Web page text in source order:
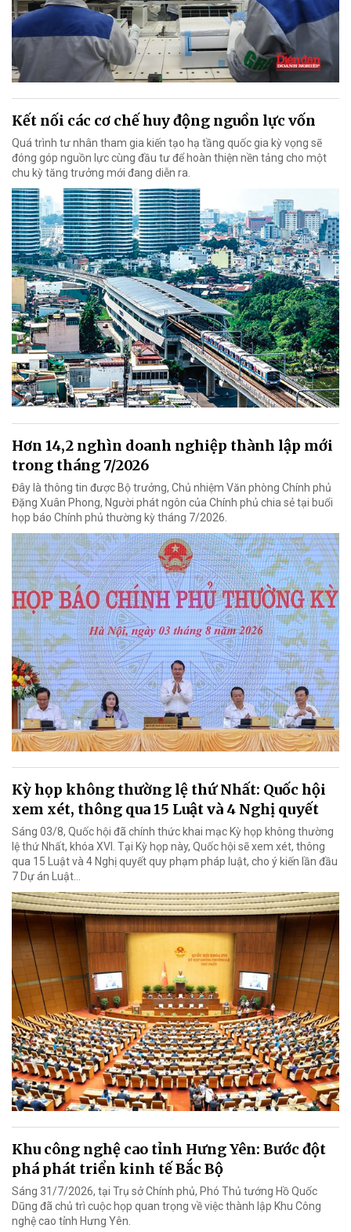
Kết nối các cơ chế huy động nguồn lực vốn
Quá trình tư nhân tham gia kiến tạo hạ tầng quốc gia kỳ vọng sẽ
đóng góp nguồn lực cùng đầu tư để hoàn thiện nền tảng cho một
chu kỳ tăng trưởng mới đang diễn ra.
Hơn 14,2 nghìn doanh nghiệp thành lập mới
trong tháng 7/2026
Đây là thông tin được Bộ trưởng, Chủ nhiệm Văn phòng Chính phủ
Đặng Xuân Phong, Người phát ngôn của Chính phủ chia sẻ tại buổi
họp báo Chính phủ thường kỳ tháng 7/2026.
Kỳ họp không thường lệ thứ Nhất: Quốc hội
xem xét, thông qua 15 Luật và 4 Nghị quyết
Sáng 03/8, Quốc hội đã chính thức khai mạc Kỳ họp không thường
lệ thứ Nhất, khóa XVI. Tại Kỳ họp này, Quốc hội sẽ xem xét, thông
qua 15 Luật và 4 Nghị quyết quy phạm pháp luật, cho ý kiến lần đầu
7 Dự án Luật…
Khu công nghệ cao tỉnh Hưng Yên: Bước đột
phá phát triển kinh tế Bắc Bộ
Sáng 31/7/2026, tại Trụ sở Chính phủ, Phó Thủ tướng Hồ Quốc
Dũng đã chủ trì cuộc họp quan trọng về việc thành lập Khu Công
nghệ cao tỉnh Hưng Yên.